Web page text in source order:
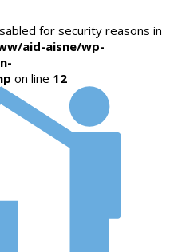
for security reasons in
aid-aisne/wp-
on line 12